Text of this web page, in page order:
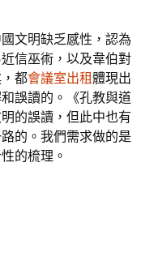
文明缺乏感性，認為
信巫術，以及韋伯對
都會議室出租體現出
誤讀的。《孔教與道
的誤讀，但此中也有
的。我們需求做的是
的梳理。